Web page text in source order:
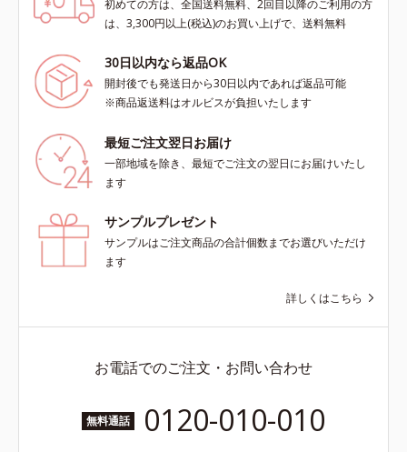
初めての方は、全国送料無料、2回目以降のご利用の方
は、3,300円以上(税込)のお買い上げで、送料無料
30日以内なら返品OK
開封後でも発送日から30日以内であれば返品可能
※商品返送料はオルビスが負担いたします
最短ご注文翌日お届け
一部地域を除き、最短でご注文の翌日にお届けいたし
ます
サンプルプレゼント
サンプルはご注文商品の合計個数までお選びいただけ
ます
詳しくはこちら
お電話でのご注文・お問い合わせ
無料通話 0120-010-010